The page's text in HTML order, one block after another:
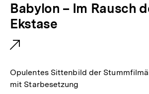
E
x
t
e
r
n
Babylon – Im Rausch
Ekstase
Opulentes Sittenbild der
mit Starbesetzung